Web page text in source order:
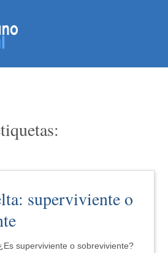
superviviente o
superviviente o sobreviviente?